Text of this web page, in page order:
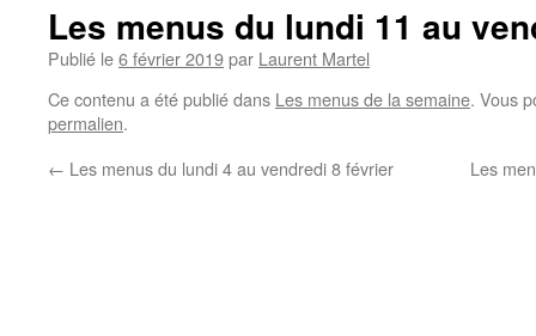
Les menus du lundi 11 au
Publié le6 février 2019par Laurent Martel
Ce contenu a été publié dans Les menus de la semaine. Vous
permalien.
← Les menus du lundi 4 au vendredi 8 février Les